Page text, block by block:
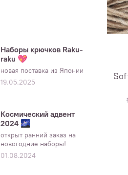
Наборы крючков Raku-
raku 💖
новая поставка из Японии
19.05.2025
Космический адвент
2024 🌌
открыт ранний заказ на
новогодние наборы!
01.08.2024